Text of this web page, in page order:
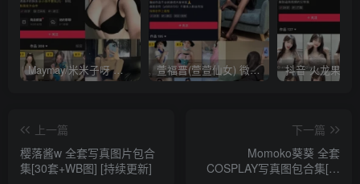
Maymay/米米子呀 铁粉空间视图资源下载(持续更新) 萱福晋(萱萱仙女) 微密圈网红视图 作品合集资源 [持续更新]
上一篇
樱落酱w 全套写真图片包合
集[30套+WB图] [持续更新]
下一篇
Momoko葵葵 全套
COSPLAY写真图包合集[持